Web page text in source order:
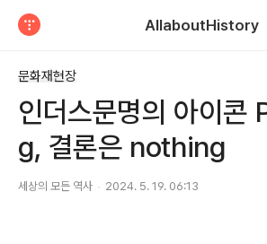
AllaboutHistory
문화재현장
인더스문명의 아이
g, 결론은 nothing
세상의 모든 역사 2024. 5. 19. 06:13